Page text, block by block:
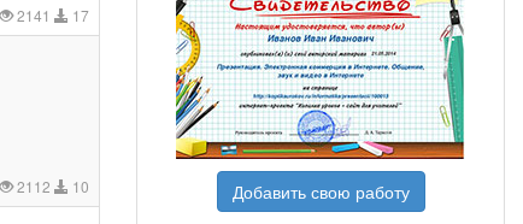
2141 17
2112 10 Добавить свою работу